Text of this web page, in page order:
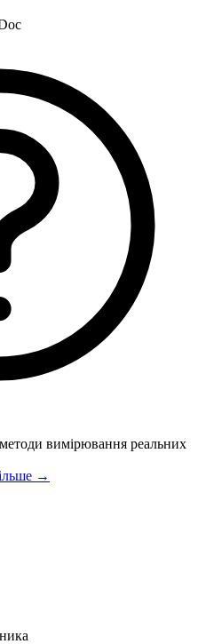
вимірювання реальних
→